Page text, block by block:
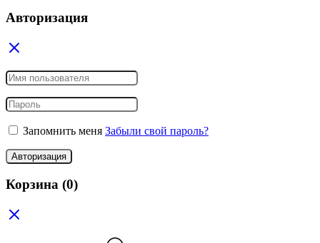
Авторизация
Запомнить меня Забыли свой пароль?
Авторизация
Корзина (0)